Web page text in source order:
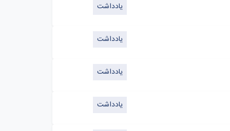
یادداشت
یادداشت
یادداشت
یادداشت